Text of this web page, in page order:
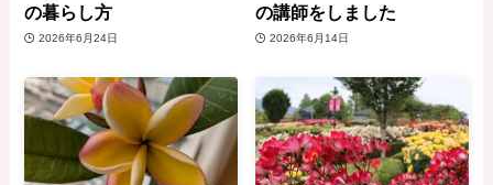
の暮らし方
2026年6月24日
の講師をしました
2026年6月14日